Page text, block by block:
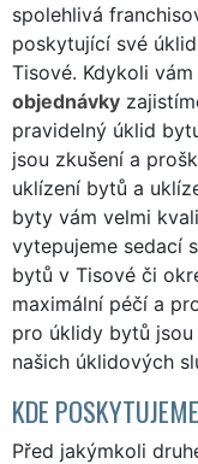
spolehlivá
poskytující své
Tisové. Kdykoli
objednávky
pravidelný úklid
jsou zkušení a
uklízení bytů a
byty vám velmi
vytepujeme sedací
bytů v Tisové či
maximální péčí a
pro úklidy bytů
našich úklidových
KDE
Před jakýmkoli